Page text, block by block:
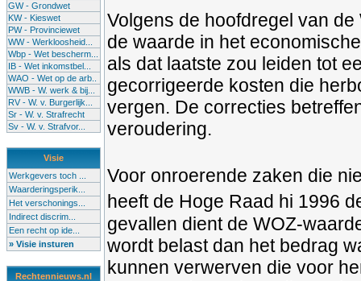
GW - Grondwet
KW - Kieswet
PW - Provinciewet
WW - Werkloosheid...
Wbp - Wet bescherm...
IB - Wet inkomstbel...
WAO - Wet op de arb..
WWB - W. werk & bij...
RV - W. v. Burgerlijk...
Sr - W. v. Strafrecht
Sv - W. v. Strafvor...
Visie
Werkgevers toch ...
Waarderingsperik...
Het verschonings...
Indirect discrim...
Een recht op ide...
» Visie insturen
Rechtennieuws.nl
Volgens de hoofdregel van
de waarde in het
als dat laatste zou leiden tot
gecorrigeerde kosten die
vergen. De correcties
veroudering.
Voor onroerende zaken die
heeft de Hoge Raad hi 1996
gevallen dient de WOZ-
wordt belast dan het bedrag
kunnen verwerven die voor